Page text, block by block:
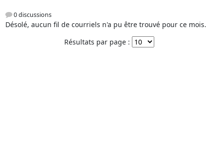
0 discussions
Désolé, aucun fil de courriels n'a pu être trouvé pour ce mois.
Résultats par page :